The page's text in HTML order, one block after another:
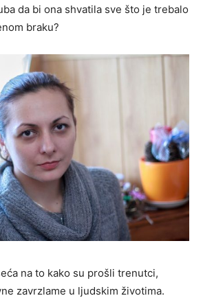
da bi ona shvatila sve što je trebalo
braku?
na to kako su prošli trenutci,
zavrzlame u ljudskim životima.